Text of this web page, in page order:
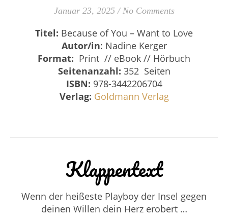
Januar 23, 2025 / No Comments
Titel: Because of You – Want to Love
Autor/in: Nadine Kerger
Format: Print // eBook // Hörbuch
Seitenanzahl: 352 Seiten
ISBN: 978-3442206704
Verlag: Goldmann Verlag
Klappentext
Wenn der heißeste Playboy der Insel gegen
deinen Willen dein Herz erobert …